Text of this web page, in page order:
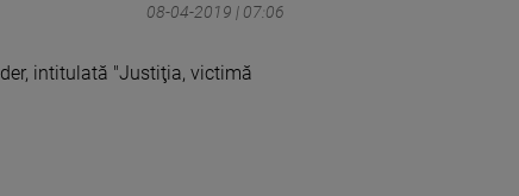
08-04-2019 | 07:06
intitulată "Justiţia, victimă